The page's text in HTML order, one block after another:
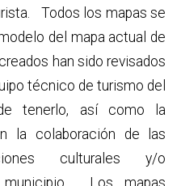
Todos los mapas se
del mapa actual de
han sido revisados
técnico de turismo del
tenerlo, así como la
la colaboración de las
culturales y/o